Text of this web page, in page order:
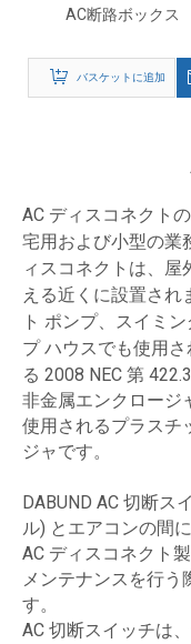
AC断路ボックス
バスケットに追加
AC ディスコネクト
宅用および小型の業
ィスコネクトは、屋
える近くに設置され
ト ポンプ、スイミ
プ ハウスでも使用
る 2008 NEC 第
非金属エンクロージ
使用されるプラスチ
ジャです。
DABUND AC 切断ス
ル) とエアコンの間
AC ディスコネクト
メンテナンスを行う
す。
AC 切断スイッチは